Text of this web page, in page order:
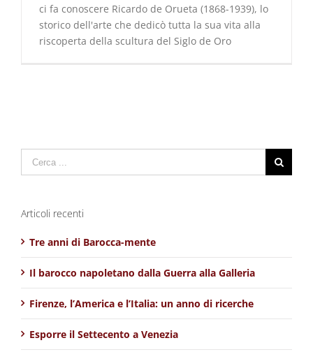
ci fa conoscere Ricardo de Orueta (1868-1939), lo
storico dell'arte che dedicò tutta la sua vita alla
riscoperta della scultura del Siglo de Oro
Cerca
per:
Articoli recenti
Tre anni di Barocca-mente
Il barocco napoletano dalla Guerra alla Galleria
Firenze, l’America e l’Italia: un anno di ricerche
Esporre il Settecento a Venezia